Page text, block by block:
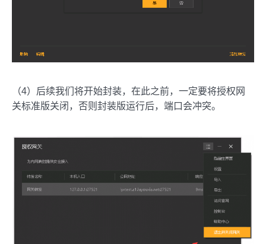
（4）后续我们将开始封装，在此之前，一定要将授权网
关标准版关闭，否则封装版运行后，端口会冲突。